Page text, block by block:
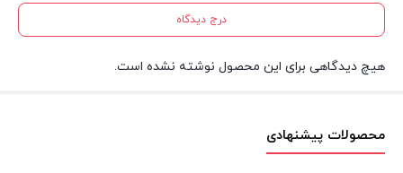
درج دیدگاه
هیچ دیدگاهی برای این محصول نوشته نشده است.
محصولات پیشنهادی